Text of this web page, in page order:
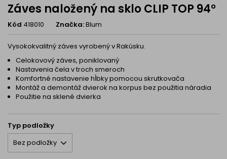
Záves naložený na sklo CLIP TOP 94°
Kód 418010 Značka:Blum
Vysokokvalitný záves vyrobený v Rakúsku.
Celokovový záves, poniklovaný
Nastavenia čela v troch smeroch
Komfortné nastavenie hĺbky pomocou skrutkovača
Montáž a demontáž dvierok na korpus bez použitia náradia
Použitie na sklené dvierka
Typ podložky